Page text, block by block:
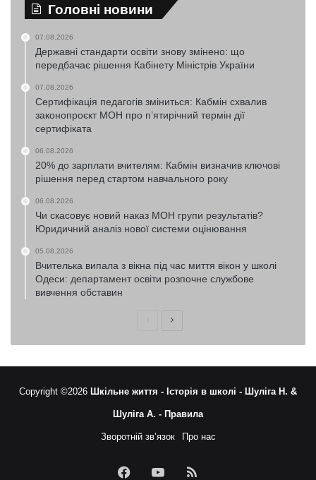
Головні новини
07.08.2026
Державні стандарти освіти знову змінено: що
передбачає рішення Кабінету Міністрів України
07.08.2026
Сертифікація педагогів зміниться: Кабмін схвалив
законопроєкт МОН про п’ятирічний термін дії
сертифіката
06.08.2026
20% до зарплати вчителям: Кабмін визначив ключові
рішення перед стартом навчального року
06.08.2026
Чи скасовує новий наказ МОН групи результатів?
Юридичний аналіз нової системи оцінювання
05.08.2026
Вчителька випала з вікна під час миття вікон у школі
Одеси: департамент освіти розпочне службове
вивчення обставин
ПопередняНаступна
Copyright ©2026 Шкільне життя - Історія в школі - Шуліга Н. &
Шуліга А. - Правила
Зворотній зв’язок Про нас
FacebookYouTubeRSS